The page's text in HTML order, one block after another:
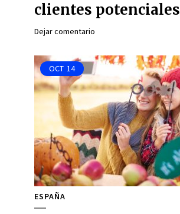
clientes potenciales
Dejar comentario
OCT 14
ESPAÑA